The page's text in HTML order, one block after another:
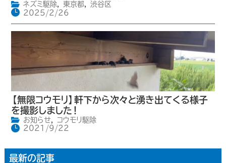
ネズミ駆除, 東京都,
渋谷区
2025/2/26
【無限コウモリ】軒下から次々と湧き出てくる様子
を撮影しました！
お知らせ,
コウモリ駆除
2021/9/22
最新の記事